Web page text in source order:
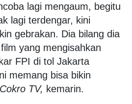
lagi mengaum, begitu
lagi terdengar, kini
gebrakan. Dia bilang dia
yang mengisahkan
FPI di tol Jakarta
memang bisa bikin
Cokro TV, kemarin.